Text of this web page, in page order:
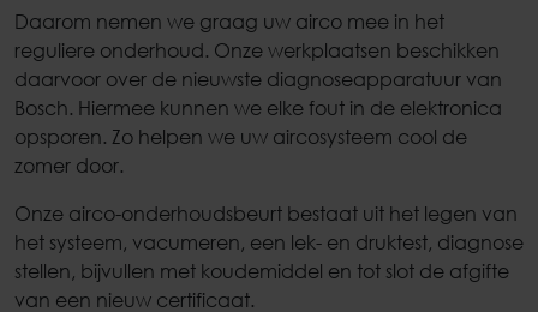
Daarom nemen we graag uw airco mee in het
reguliere onderhoud. Onze werkplaatsen beschikken
daarvoor over de nieuwste diagnoseapparatuur van
Bosch. Hiermee kunnen we elke fout in de elektronica
opsporen. Zo helpen we uw aircosysteem cool de
zomer door.
Onze airco-onderhoudsbeurt bestaat uit het legen van
het systeem, vacumeren, een lek- en druktest, diagnose
stellen, bijvullen met koudemiddel en tot slot de afgifte
van een nieuw certificaat.